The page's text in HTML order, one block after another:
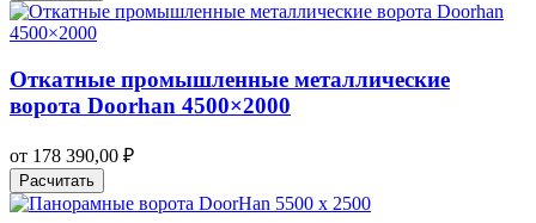
Откатные промышленные металлические
ворота Doorhan 4500×2000
от 178 390,00 ₽
Расчитать